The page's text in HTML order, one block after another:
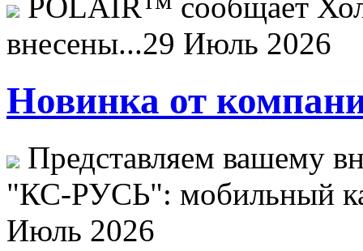
внесены...29 Июль 2026
Новинка от
Представляем вашему
"КС-РУСЬ": мобильный
Июль 2026